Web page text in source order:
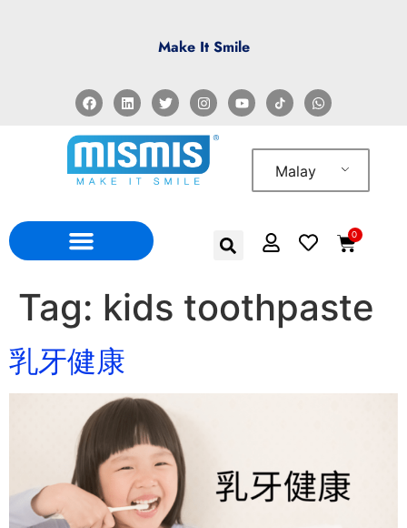
Make It Smile
Malay
0
Tag: kids toothpaste
乳牙健康